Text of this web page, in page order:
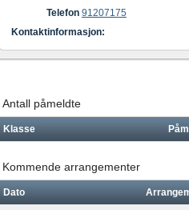
Telefon 91207175
Kontaktinformasjon:
Antall påmeldte
Klasse
Kommende arrangementer
Dato